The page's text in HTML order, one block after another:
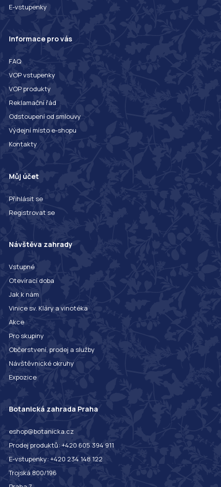
E-vstupenky
Informace pro vás
FAQ
VOP vstupenky
VOP produkty
Reklamační řád
Odstoupení od smlouvy
Výdejní místo e-shopu
Kontakty
Můj účet
Přihlásit se
Registrovat se
Návštěva zahrady
Vstupné
Otevírací doba
Jak k nám
Vinice sv. Kláry a vinotéka
Akce
Pro skupiny
Občerstvení, prodej a služby
Návštěvnické okruhy
Expozice
Botanická zahrada Praha
eshop@botanicka.cz
Prodej produktů: +420 605 394 911
E-vstupenky: +420 234 148 122
Trojská 800/196